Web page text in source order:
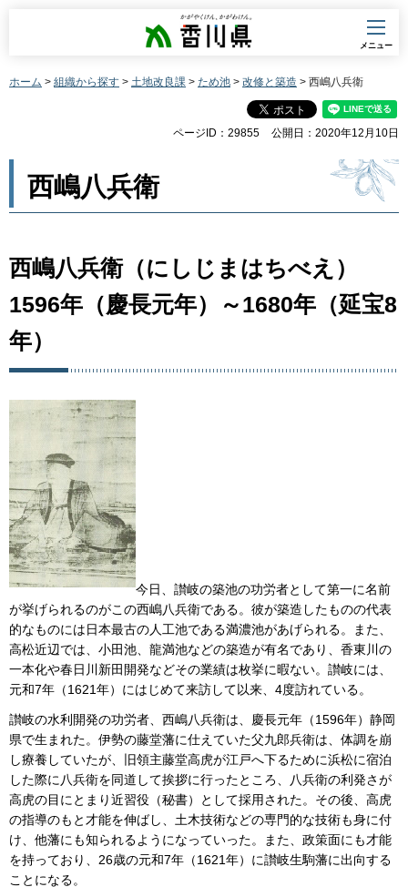
香川県
メニュー
ホーム > 組織から探す > 土地改良課 > ため池 > 改修と築造 > 西嶋八兵衛
ページID：29855 公開日：2020年12月10日
西嶋八兵衛
西嶋八兵衛（にしじまはちべえ）
1596年（慶長元年）～1680年（延宝8
年）
今日、讃岐の築池の功労者として第一に名前
が挙げられるのがこの西嶋八兵衛である。彼が築造したものの代表
的なものには日本最古の人工池である満濃池があげられる。また、
高松近辺では、小田池、龍満池などの築造が有名であり、香東川の
一本化や春日川新田開発などその業績は枚挙に暇ない。讃岐には、
元和7年（1621年）にはじめて来訪して以来、4度訪れている。
讃岐の水利開発の功労者、西嶋八兵衛は、慶長元年（1596年）静岡
県で生まれた。伊勢の藤堂藩に仕えていた父九郎兵衛は、体調を崩
し療養していたが、旧領主藤堂高虎が江戸へ下るために浜松に宿泊
した際に八兵衛を同道して挨拶に行ったところ、八兵衛の利発さが
高虎の目にとまり近習役（秘書）として採用された。その後、高虎
の指導のもと才能を伸ばし、土木技術などの専門的な技術も身に付
け、他藩にも知られるようになっていった。また、政策面にも才能
を持っており、26歳の元和7年（1621年）に讃岐生駒藩に出向する
ことになる。